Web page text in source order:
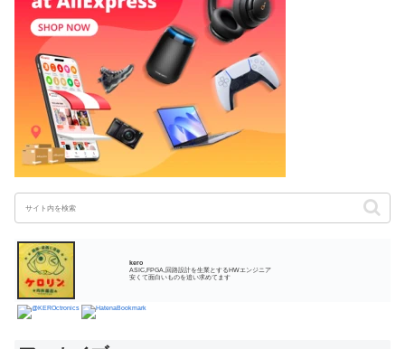
kero
ASIC,FPGA,回路設計を生業とするHWエンジニア
安くて面白いものを追い求めてます